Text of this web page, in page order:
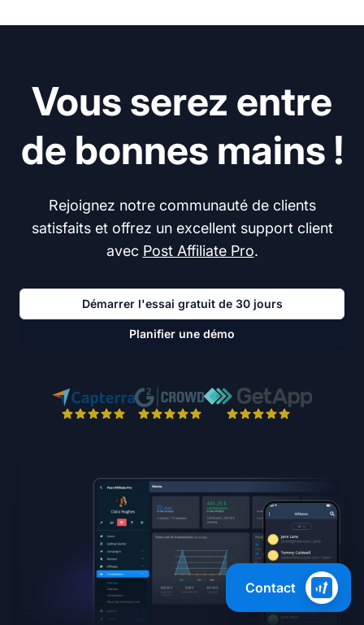
Vous serez entre
de bonnes mains !
Rejoignez notre communauté de clients
satisfaits et offrez un excellent support client
avec Post Affiliate Pro.
Démarrer l'essai gratuit de 30 jours
Planifier une démo
Contact